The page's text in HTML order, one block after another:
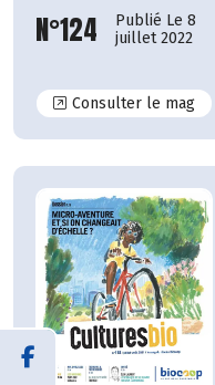
N°124
Publié Le 8
juillet 2022
Consulter le mag